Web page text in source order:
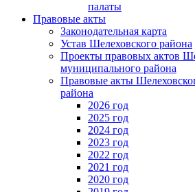
палаты
Правовые акты
Законодательная карта
Устав Шелеховского района
Проекты правовых актов
муниципального района
Правовые акты
района
2026 год
2025 год
2024 год
2023 год
2022 год
2021 год
2020 год